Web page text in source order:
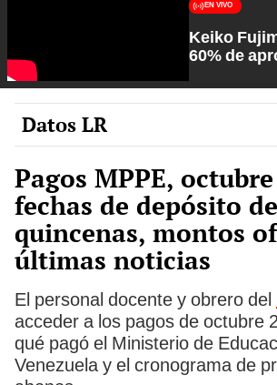
EN VIVO
Keiko
60% de
Rosa
Datos LR
Pagos MPPE,
fechas de depósito
quincenas, montos
últimas noticias
El personal docente y obrero del
acceder a los pagos de octubre
qué pagó el Ministerio de
Venezuela y el cronograma de